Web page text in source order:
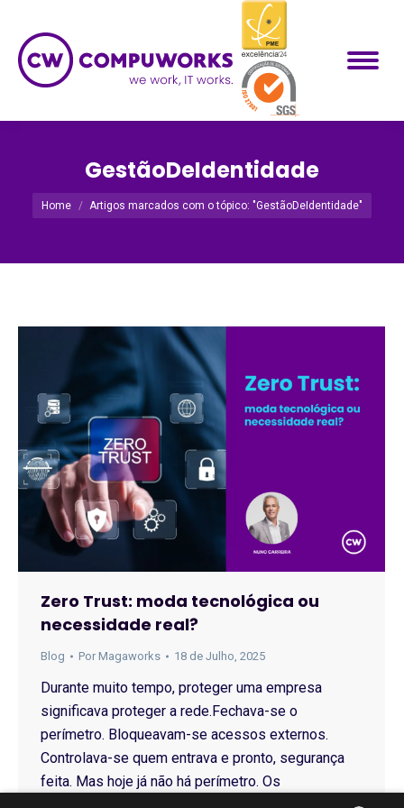
GestãoDeIdentidade
Você está aqui:
Home Artigos marcados com o tópico: "GestãoDeIdentidade"
Zero Trust: moda tecnológica ou
necessidade real?
Blog Por Magaworks 18 de Julho, 2025
Durante muito tempo, proteger uma empresa
significava proteger a rede.Fechava-se o
perímetro. Bloqueavam-se acessos externos.
Controlava-se quem entrava e pronto, segurança
feita. Mas hoje já não há perímetro. Os